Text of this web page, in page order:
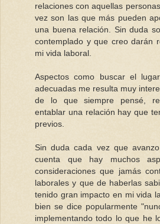
relaciones con aquellas
vez son las que más pueden
una buena relación. Sin duda
contemplado y que creo darán
mi vida laboral.
Aspectos como buscar el
adecuadas me resulta muy
de lo que siempre pensé,
entablar una relación hay que
previos.
Sin duda cada vez que
cuenta que hay muchos
consideraciones que jamás
laborales y que de haberlas
tenido gran impacto en mi vida
bien se dice popularmente
implementando todo lo que he